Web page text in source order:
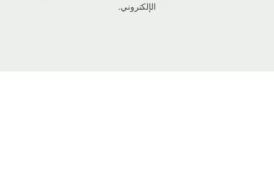
الإلكتروني.